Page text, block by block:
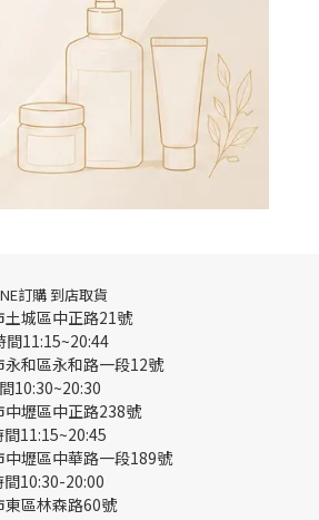
訂購 到店取貨
土城區中正路21號
11:15~20:44
永和區永和路一段12號
10:30~20:30
中壢區中正路238號
11:15~20:45
中壢區中華路一段189號
10:30-20:00
東區林森路60號